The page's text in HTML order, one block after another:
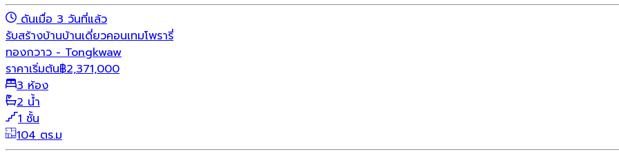
ดันเมื่อ 3 วันที่แล้ว
รับสร้างบ้านบ้านเดี่ยวคอนเทมโพรารี่
ทองกวาว - Tongkwaw
ราคาเริ่มต้น฿2,371,000
3 ห้อง
2 น้ำ
1 ชั้น
104 ตร.ม